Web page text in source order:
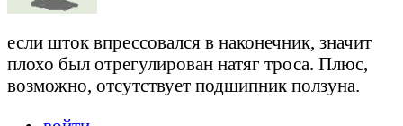
если шток впрессовался в наконечник, значит
плохо был отрегулирован натяг троса. Плюс,
возможно, отсутствует подшипник ползуна.